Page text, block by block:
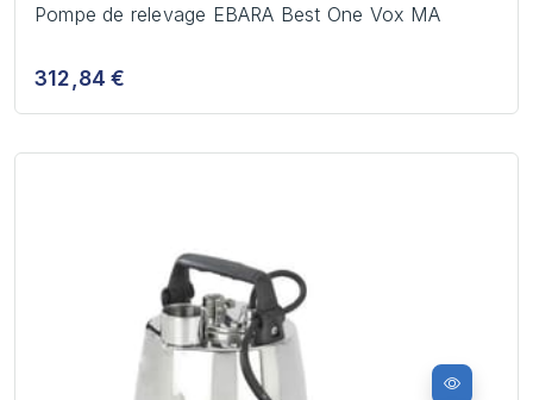
Pompe de relevage EBARA Best One Vox MA
312,84 €